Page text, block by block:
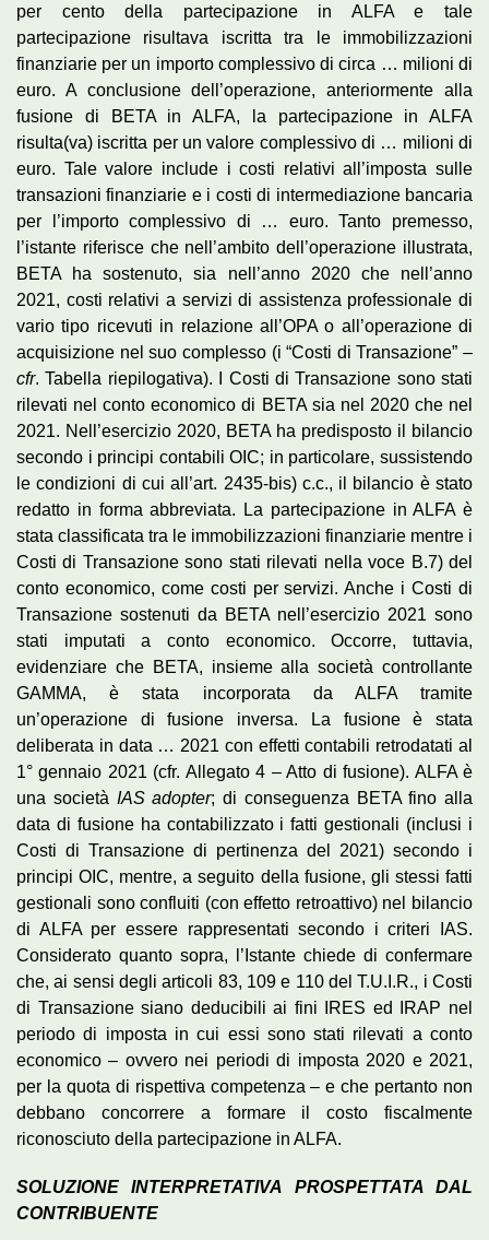
per cento della partecipazione in ALFA e tale
partecipazione risultava iscritta tra le immobilizzazioni
finanziarie per un importo complessivo di circa … milioni di
euro. A conclusione dell’operazione, anteriormente alla
fusione di BETA in ALFA, la partecipazione in ALFA
risulta(va) iscritta per un valore complessivo di … milioni di
euro. Tale valore include i costi relativi all’imposta sulle
transazioni finanziarie e i costi di intermediazione bancaria
per l’importo complessivo di … euro. Tanto premesso,
l’istante riferisce che nell’ambito dell’operazione illustrata,
BETA ha sostenuto, sia nell’anno 2020 che nell’anno
2021, costi relativi a servizi di assistenza professionale di
vario tipo ricevuti in relazione all’OPA o all’operazione di
acquisizione nel suo complesso (i “Costi di Transazione” –
cfr. Tabella riepilogativa). I Costi di Transazione sono stati
rilevati nel conto economico di BETA sia nel 2020 che nel
2021. Nell’esercizio 2020, BETA ha predisposto il bilancio
secondo i principi contabili OIC; in particolare, sussistendo
le condizioni di cui all’art. 2435-bis) c.c., il bilancio è stato
redatto in forma abbreviata. La partecipazione in ALFA è
stata classificata tra le immobilizzazioni finanziarie mentre i
Costi di Transazione sono stati rilevati nella voce B.7) del
conto economico, come costi per servizi. Anche i Costi di
Transazione sostenuti da BETA nell’esercizio 2021 sono
stati imputati a conto economico. Occorre, tuttavia,
evidenziare che BETA, insieme alla società controllante
GAMMA, è stata incorporata da ALFA tramite
un’operazione di fusione inversa. La fusione è stata
deliberata in data … 2021 con effetti contabili retrodatati al
1° gennaio 2021 (cfr. Allegato 4 – Atto di fusione). ALFA è
una società IAS adopter; di conseguenza BETA fino alla
data di fusione ha contabilizzato i fatti gestionali (inclusi i
Costi di Transazione di pertinenza del 2021) secondo i
principi OIC, mentre, a seguito della fusione, gli stessi fatti
gestionali sono confluiti (con effetto retroattivo) nel bilancio
di ALFA per essere rappresentati secondo i criteri IAS.
Considerato quanto sopra, l’Istante chiede di confermare
che, ai sensi degli articoli 83, 109 e 110 del T.U.I.R., i Costi
di Transazione siano deducibili ai fini IRES ed IRAP nel
periodo di imposta in cui essi sono stati rilevati a conto
economico – ovvero nei periodi di imposta 2020 e 2021,
per la quota di rispettiva competenza – e che pertanto non
debbano concorrere a formare il costo fiscalmente
riconosciuto della partecipazione in ALFA.
SOLUZIONE INTERPRETATIVA PROSPETTATA DAL
CONTRIBUENTE